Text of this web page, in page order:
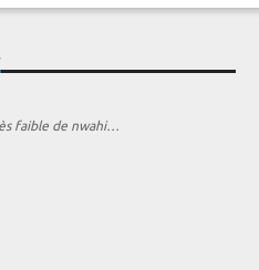
faible de nwahi…